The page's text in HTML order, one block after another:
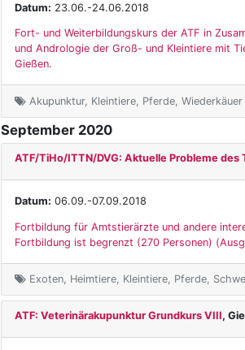
Datum: 23.06.-24.06.2018
Fort- und Weiterbildungskurs der ATF in
und Andrologie der Groß- und Kleintiere mit
Gießen.
Akupunktur, Kleintiere, Pferde, Wiederkäuer
September 2020
ATF/TiHo/ITTN/DVG: Aktuelle Probleme des
Datum: 06.09.-07.09.2018
Fortbildung für Amtstierärzte und andere
Fortbildung ist begrenzt (270 Personen)
Exoten, Heimtiere, Kleintiere, Pferde,
ATF: Veterinärakupunktur Grundkurs VIII,